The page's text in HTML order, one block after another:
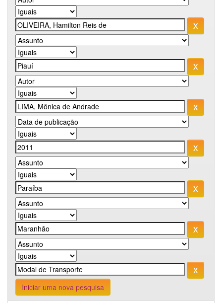
Iniciar uma nova pesquisa